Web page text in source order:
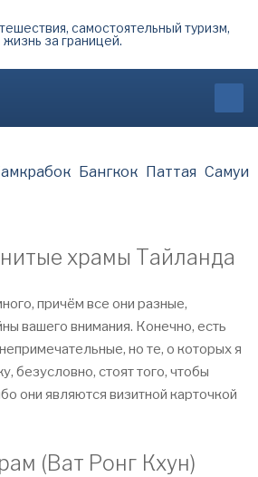
Бангкок Паттая Самуи
храмы Тайланда
причём все они разные,
вашего внимания. Конечно, есть
но те, о которых я
безусловно, стоят того, чтобы
они являются визитной карточкой
(Ват Ронг Кхун)